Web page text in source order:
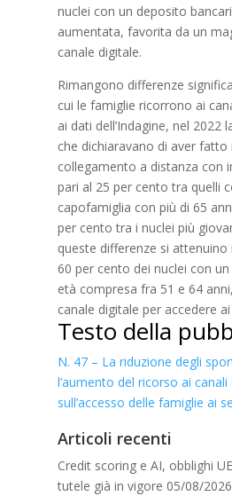
nuclei con un deposito
aumentata, favorita da un
canale digitale.
Rimangono differenze
cui le famiglie ricorrono ai
ai dati dell’Indagine, nel 2022
che dichiaravano di aver
collegamento a distanza con
pari al 25 per cento tra quelli
capofamiglia con più di 65
per cento tra i nuclei più
queste differenze si attenuino
60 per cento dei nuclei con
età compresa fra 51 e 64
canale digitale per accedere
Testo della
N. 47 – La riduzione degli
l’aumento del ricorso ai canali
sull’accesso delle famiglie ai
Articoli recenti
Credit scoring e AI, obblighi
tutele già in vigore 05/08/2026